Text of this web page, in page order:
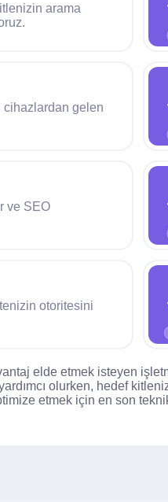
arama
cihazlardan gelen
ve SEO
otoritesini
elde etmek isteyen
olurken, hedef
etmek için en son